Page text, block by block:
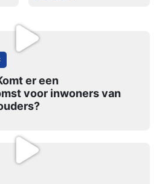
er een
voor inwoners van